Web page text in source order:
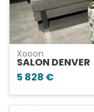
Xooon
SALON DENVER
5 828 €